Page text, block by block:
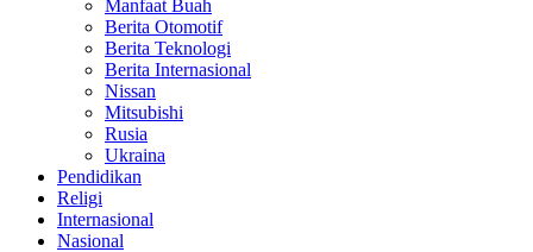
Manfaat Buah
Berita Otomotif
Berita Teknologi
Berita Internasional
Nissan
Mitsubishi
Rusia
Ukraina
Pendidikan
Religi
Internasional
Nasional